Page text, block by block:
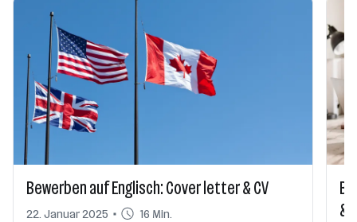
Bewerben auf Englisch: Cover letter & CV
22. Januar 2025 16 Min.
&